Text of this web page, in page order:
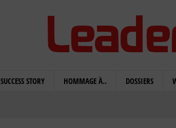
SUCCESS STORY HOMMAGE À.. DOSSIERS